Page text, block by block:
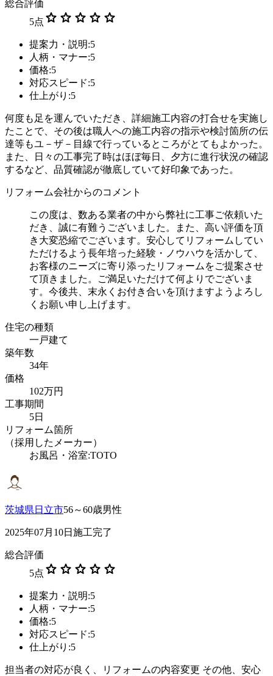
総合評価
5点 star star star star star
提案力・説明:5
人柄・マナー:5
価格:5
対応スピード:5
仕上がり:5
何度も足を運んでいただき、詳細施工内容の打合せを実施し
たことで、その後は職人への施工内容の指示や検討箇所の伝
達等もユ－ザ－目線で行っているところがとてもよかった。
また、日々の工事完了時はほぼ毎日、夕方に進行状況の確認
するなど、品質確認が徹底していて好印象であった。
リフォーム会社からのコメント
この度は、数ある業者の中から弊社に工事ご依頼いた
だき、誠に有難うございました。また、高い評価を頂
き大変恐縮でございます。安心してリフォームしてい
ただけるよう長年培った経験・ノウハウを活かして、
お客様のニーズに寄り添ったリフォームをご提案させ
て頂きました。ご満足いただけて何よりでございま
す。今後共、末永くお付き合いを頂けますようよろし
くお願い申し上げます。
住宅の種類
一戸建て
築年数
34年
価格
102万円
工事期間
5日
リフォーム箇所
（採用したメーカー）
お風呂・浴室:TOTO
茨城県日立市56～60歳男性
2025年07月10日施工完了
総合評価
5点 star star star star star
提案力・説明:5
人柄・マナー:5
価格:5
対応スピード:5
仕上がり:5
担当者の対応が良く、リフォームの内容変更 その他、安心